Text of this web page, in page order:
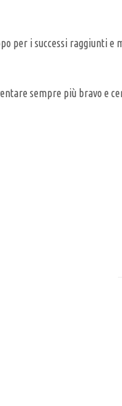
per i successi raggiunti e
sempre più bravo e